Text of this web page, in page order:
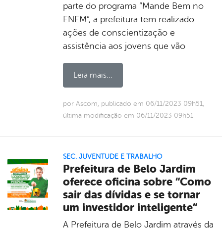
parte do programa “Mande Bem no
ENEM”, a prefeitura tem realizado
ações de conscientização e
assistência aos jovens que vão
Leia mais...
por Ascom, publicado em 06/11/2023 09h51,
última modificação em 06/11/2023 09h51
SEC. JUVENTUDE E TRABALHO
Prefeitura de Belo Jardim
oferece oficina sobre “Como
sair das dívidas e se tornar
um investidor inteligente”
A Prefeitura de Belo Jardim através da